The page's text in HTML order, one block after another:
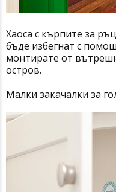
Хаоса с кърпите за
бъде избегнат с
мoнтирате от
остров.
Малки закачалки за